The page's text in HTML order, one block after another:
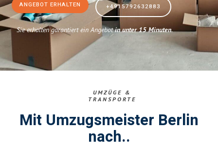
ANGEBOT ERHALTEN +4915792632883
Sie erhalten garantiert ein Angebotin unter 15 Minuten.
UMZÜGE &
TRANSPORTE
Mit Umzugsmeister Berlin
nach..